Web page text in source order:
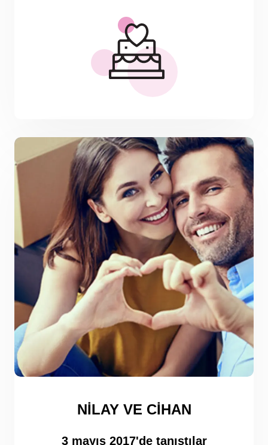
NILAY VE CIHAN
3 mayıs 2017'de tanıştılar